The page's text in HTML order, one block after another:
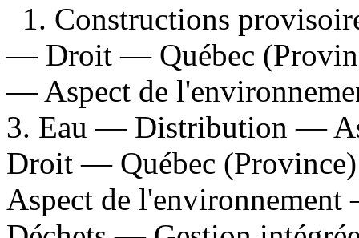
1. Constructions
— Droit — Québec
— Aspect de
3. Eau — Distribution —
Droit — Québec
Aspect de